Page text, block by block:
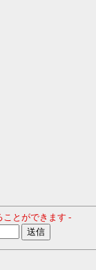
とができます -